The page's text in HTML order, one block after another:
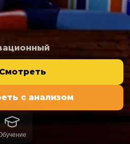
Смотреть
с анализом